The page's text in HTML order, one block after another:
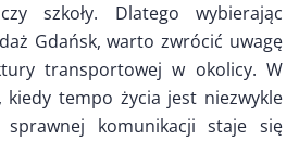
szkoły. Dlatego wybierając
Gdańsk, warto zwrócić uwagę
transportowej w okolicy. W
kiedy tempo życia jest niezwykle
komunikacji staje się